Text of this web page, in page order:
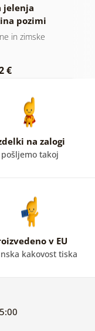
jelenja
pozimi
in zimske
€
na zalogi
pošljemo takoj
v EU
kakovost tiska